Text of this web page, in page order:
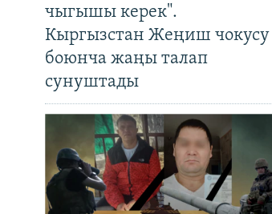
чыгышы керек".
Кыргызстан Жеңиш чокусу
боюнча жаңы талап
сунуштады